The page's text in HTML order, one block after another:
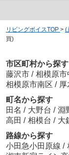
リビングボイスTOP > (
買)
市区町村から探す
藤沢市 / 相模原市
相模原市南区 /
町名から探す
田名 / 大野台 / 淵
高田 / 相模台 / 大
路線から探す
小田急小田原線 /